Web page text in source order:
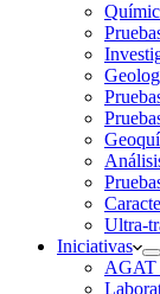
Ultra-
Iniciativas
AGAT